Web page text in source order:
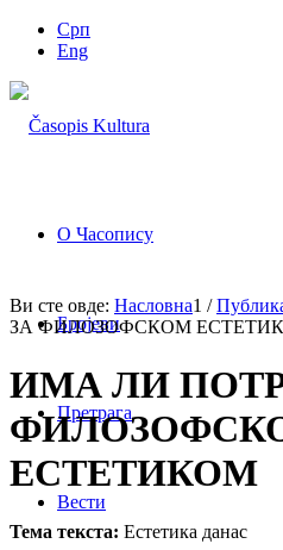
Срп
Eng
О Часопису
Бројеви
Претрага
Вести
Ви сте овде: Насловна1 /
ЗА ФИЛОЗОФСКОМ
ИМА ЛИ
ЕСТЕТИКОМ
Тема текста: Естетика данас